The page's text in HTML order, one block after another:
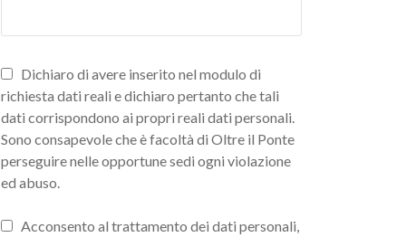
Dichiaro di avere inserito nel modulo di
richiesta dati reali e dichiaro pertanto che tali
dati corrispondono ai propri reali dati personali.
Sono consapevole che è facoltà di Oltre il Ponte
perseguire nelle opportune sedi ogni violazione
ed abuso.
Acconsento al trattamento dei dati personali,